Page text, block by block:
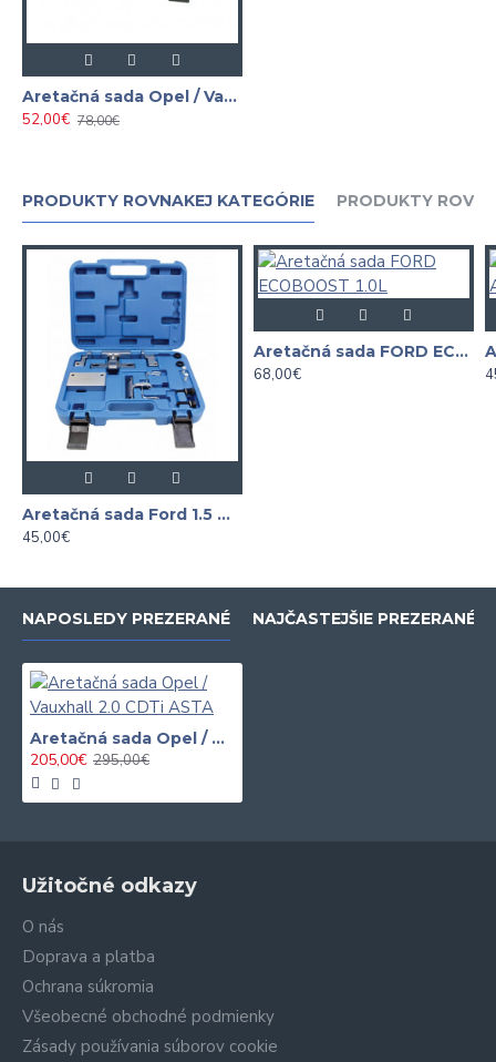
Aretačná sada Opel / Vauxhall 2.0 CDTi
52,00€ 78,00€
PRODUKTY ROVNAKEJ KATEGÓRIE PRODUKTY
Aretačná sada Ford 1.5 Durate
45,00€
Aretačná sada FORD ECOBOOST 1.0L
68,00€
NAPOSLEDY PREZERANÉ NAJČASTEJŠIE PREZERANÉ
Aretačná sada Opel / Vauxhall 2.0 CDTi ASTA
205,00€ 295,00€
Užitočné odkazy
O nás
Doprava a platba
Ochrana súkromia
Všeobecné obchodné podmienky
Zásady používania súborov cookie